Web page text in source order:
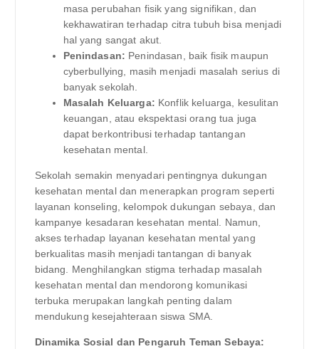
masa perubahan fisik yang signifikan, dan
kekhawatiran terhadap citra tubuh bisa menjadi
hal yang sangat akut.
Penindasan: Penindasan, baik fisik maupun
cyberbullying, masih menjadi masalah serius di
banyak sekolah.
Masalah Keluarga: Konflik keluarga, kesulitan
keuangan, atau ekspektasi orang tua juga
dapat berkontribusi terhadap tantangan
kesehatan mental.
Sekolah semakin menyadari pentingnya dukungan
kesehatan mental dan menerapkan program seperti
layanan konseling, kelompok dukungan sebaya, dan
kampanye kesadaran kesehatan mental. Namun,
akses terhadap layanan kesehatan mental yang
berkualitas masih menjadi tantangan di banyak
bidang. Menghilangkan stigma terhadap masalah
kesehatan mental dan mendorong komunikasi
terbuka merupakan langkah penting dalam
mendukung kesejahteraan siswa SMA.
Dinamika Sosial dan Pengaruh Teman Sebaya: